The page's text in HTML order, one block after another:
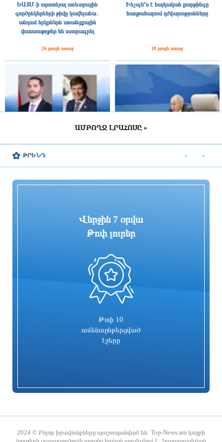
ԵԱՏՄ-ի արտոնյալ առևտրային
գործընկերների թիվը կավելանա․
անդամ երկրներն առանցքային
փաստաթղթեր են ստորագրել
26 րոպե առաջ
Ինչպե՞ս է հայկական քարթինգը
հաղթահարում դժվարությունները
18 րոպե առաջ
ՀՀ ԱԺ նախագահի պաշտոնում
ընտրվելու կապակցությամբ
Գարեգին Բ-ի և վեց եպիսկոպոսների
ինքնաբացարկ հայտնեց. նոր
Իսրայելն արձագանքել է Թուրքիայի
Մուրադ Սիմոնյանից կբռնագանձվի 4
հունական ժողովրդական պարերի
ԱՄԲՈՂՋ ԼՐԱՀՈՍԸ »
ԹՐԵՆԴ
Վերջին 7 օրվա
Թոփ լուրեր
Թոփ 10
ամենաընթերցված
էջերը
‹ ›
2024 © Բոլոր իրավունքները պաշտպանված են: Top-News.am կայքի